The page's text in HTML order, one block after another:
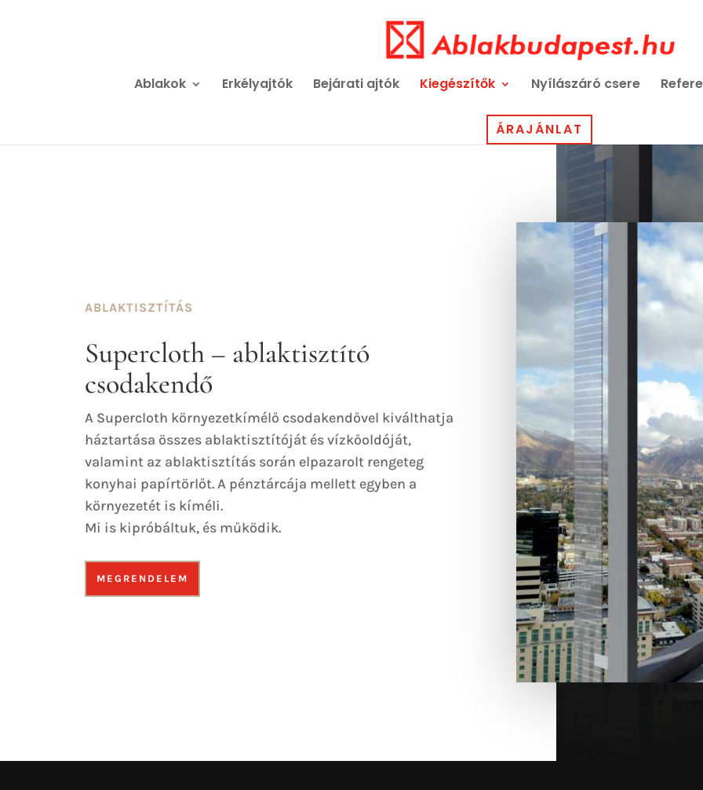
Ablakok Erkélyajtók Bejárati ajtók Kiegészítők Nyílászáró csere
ÁRAJÁNLAT
ABLAKTISZTÍTÁS
Supercloth – ablaktisztító
csodakendő
A Supercloth környezetkímélő csodakendővel kiválthatja
háztartása összes ablaktisztítóját és vízkőoldóját,
valamint az ablaktisztítás során elpazarolt rengeteg
konyhai papírtörlőt. A pénztárcája mellett egyben a
környezetét is kíméli.
Mi is kipróbáltuk, és működik.
MEGRENDELEM